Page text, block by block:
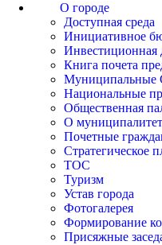
О городе
Доступная среда
Инициативное
Инвестиционная
Книга почета
Национальные
Общественная
О
Почетные
Стратегическое
ТОС
Туризм
Устав города
Фотогалерея
Формирование
Присяжные